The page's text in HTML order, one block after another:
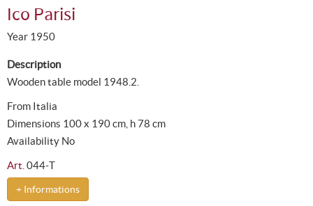
Ico Parisi
Year 1950
Description
Wooden table model 1948.2.
From Italia
Dimensions 100 x 190 cm, h 78 cm
Availability No
Art. 044-T
+ Informations